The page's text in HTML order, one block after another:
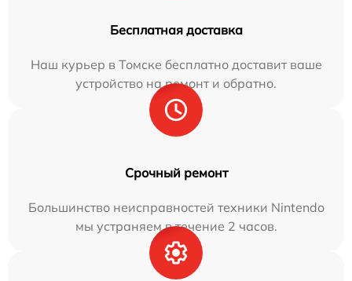
Бесплатная доставка
Наш курьер в Томске бесплатно доставит ваше
устройство на ремонт и обратно.
Срочный ремонт
Большинство неисправностей техники Nintendo
мы устраняем в течение 2 часов.